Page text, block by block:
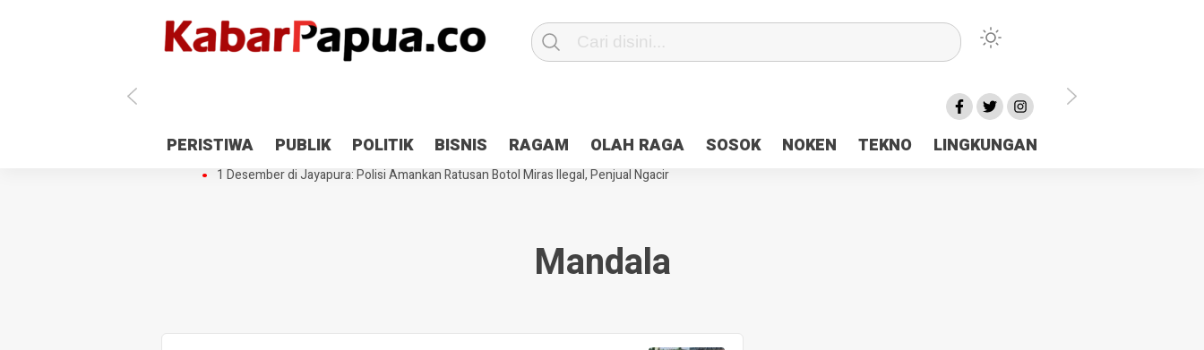
PERISTIWA PUBLIK POLITIK BISNIS RAGAM OLAH RAGA SOSOK NOKEN TEKNO LINGKUNGAN
Antisipasi 1 Desember, TNI Polri Patroli 2×24 jam di Kota Jayapura
Pesan Sejuk Polri di Deklarasi Pemilu Ceria Tanah Papua
Gedung Perpustakaan SMPN 5 Sentani Terbakar
Hibah Pilkada Jayapura Cair 10 Persen, Deposit Kas Daerah Rp23 Miliar Disorot
1 Desember di Jayapura: Polisi Amankan Ratusan Botol Miras Ilegal, Penjual Ngacir
Mandala